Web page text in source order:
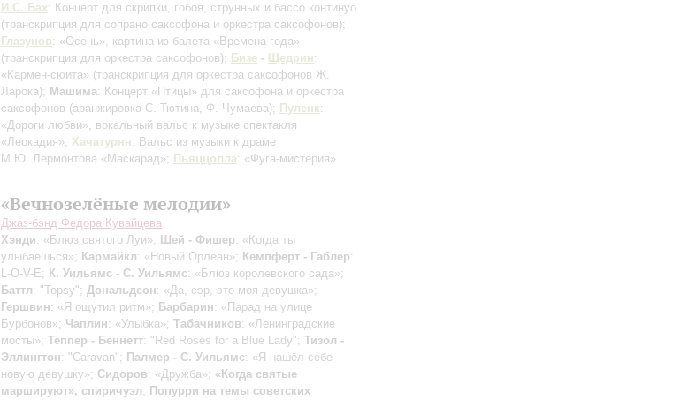
И.С. Бах: Концерт для скрипки, гобоя, струнных и бассо континуо
(транскрипция для сопрано саксофона и оркестра саксофонов);
Глазунов: «Осень», картина из балета «Времена года»
(транскрипция для оркестра саксофонов); Бизе - Щедрин:
«Кармен-сюита» (транскрипция для оркестра саксофонов Ж.
Ларока); Машима: Концерт «Птицы» для саксофона и оркестра
саксофонов (аранжировка С. Тютина, Ф. Чумаева); Пуленк:
«Дороги любви», вокальный вальс к музыке спектакля
«Леокадия»; Хачатурян: Вальс из музыки к драме
М.Ю. Лермонтова «Маскарад»; Пьяццолла: «Фуга-мистерия»
«Вечнозелёные мелодии»
Джаз-бэнд Федора Кувайцева
Хэнди: «Блюз святого Луи»; Шей - Фишер: «Когда ты
улыбаешься»; Кармайкл: «Новый Орлеан»; Кемпферт - Габлер:
L-O-V-E; К. Уильямс - С. Уильямс: «Блюз королевского сада»;
Баттл: "Topsy"; Дональдсон: «Да, сэр, это моя девушка»;
Гершвин: «Я ощутил ритм»; Барбарин: «Парад на улице
Бурбонов»; Чаплин: «Улыбка»; Табачников: «Ленинградские
мосты»; Теппер - Беннетт: "Red Roses for a Blue Lady"; Тизол -
Эллингтон: "Caravan"; Палмер - С. Уильямс: «Я нашёл себе
новую девушку»; Сидоров: «Дружба»; «Когда святые
маршируют», спиричуэл; Попурри на темы советских